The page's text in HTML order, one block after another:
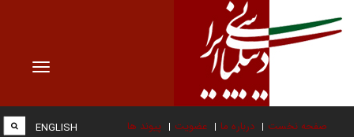
Toggle
صفحه نخست درباره ما عضویت پیوند ها ENGLISH